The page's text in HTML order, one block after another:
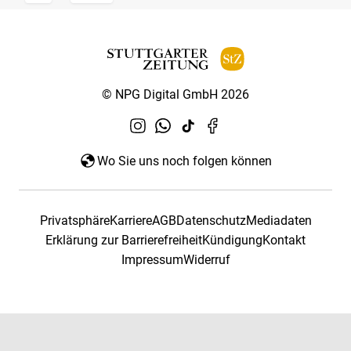
© NPG Digital GmbH 2026
Wo Sie uns noch folgen können
PrivatsphäreKarriereAGBDatenschutzMediadaten
Erklärung zur BarrierefreiheitKündigungKontakt
ImpressumWiderruf